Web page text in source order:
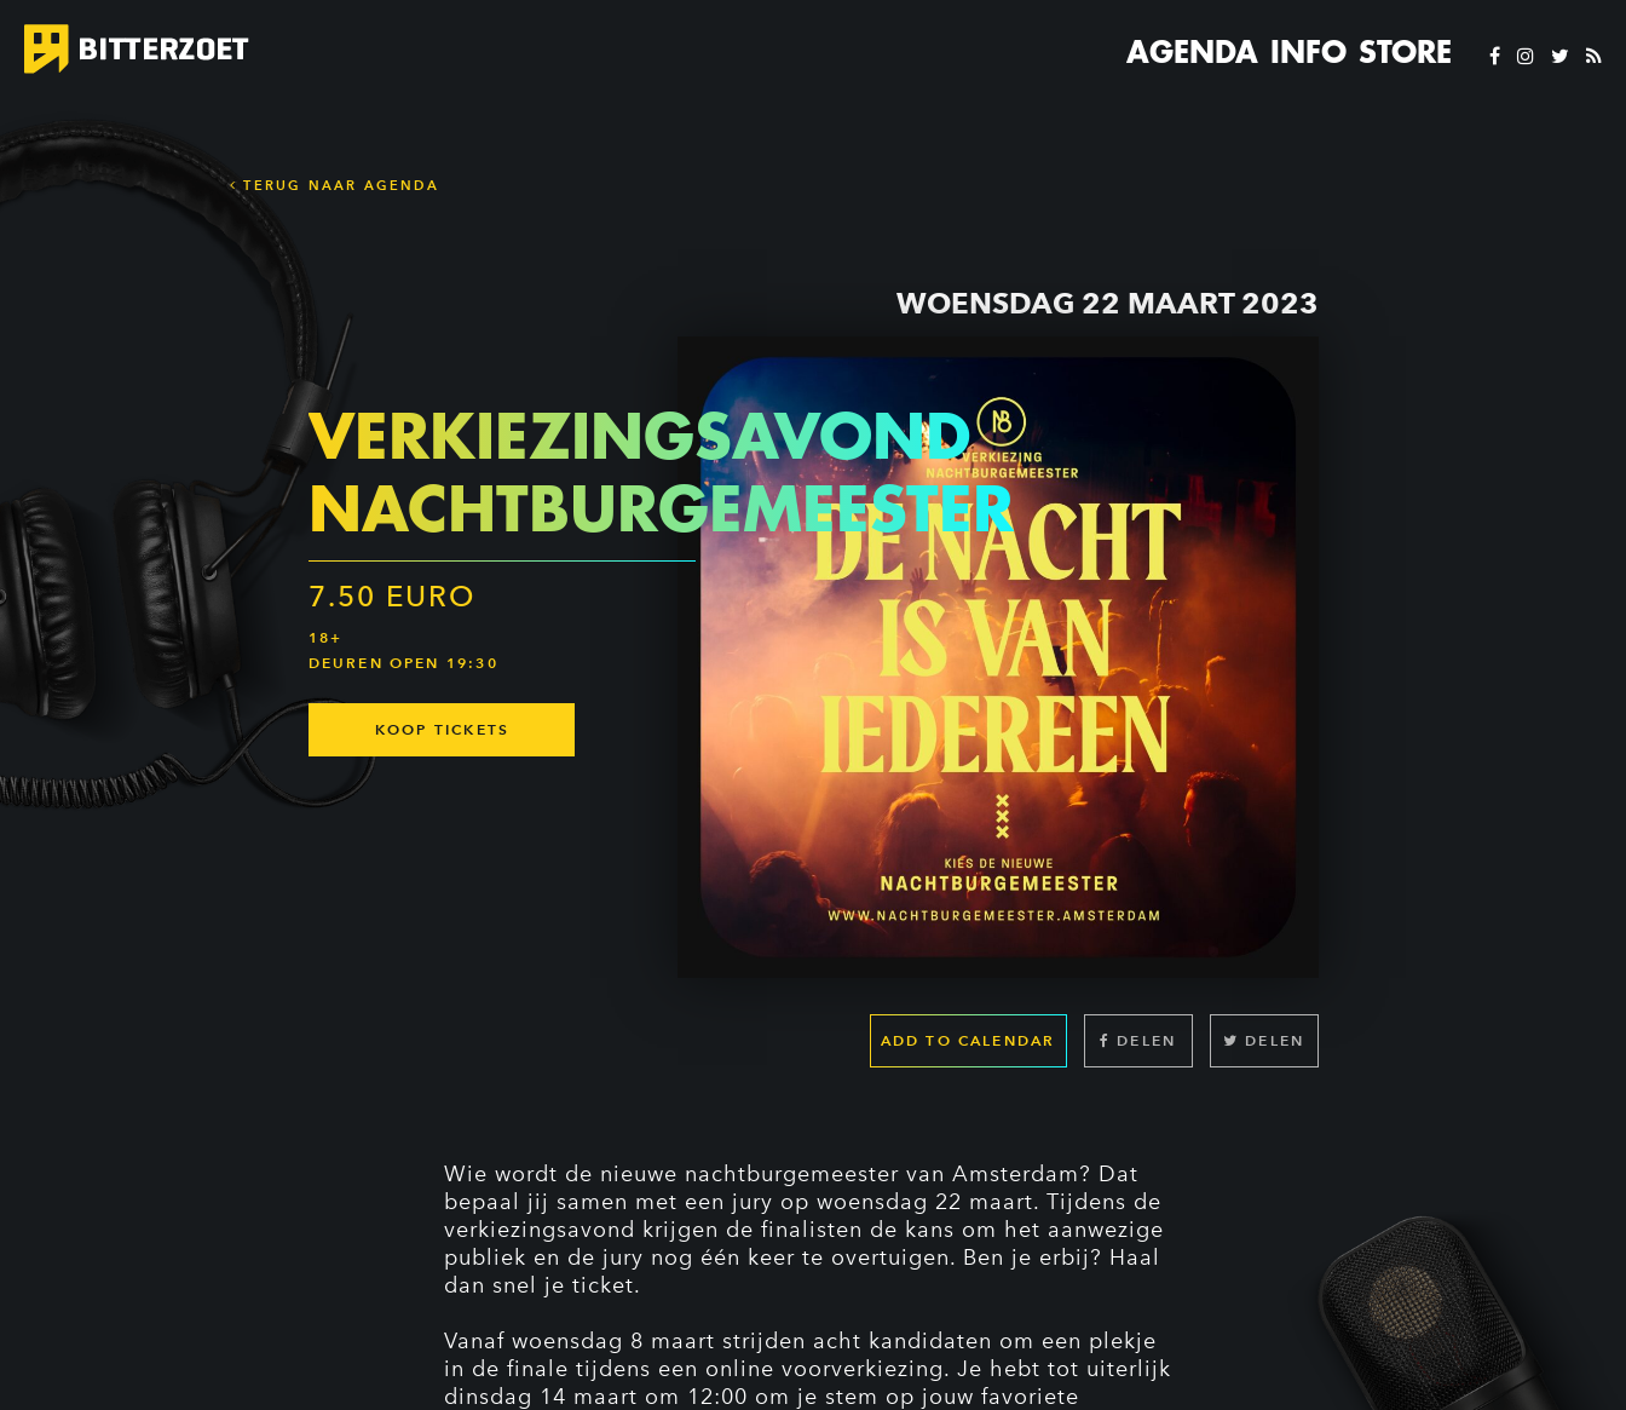
AGENDA INFO STORE
TERUG NAAR AGENDA
WOENSDAG 22 MAART 2023
ADD TO CALENDAR DELEN DELEN
VERKIEZINGSAVOND
NACHTBURGEMEESTER
7.50 EURO
18+
DEUREN OPEN 19:30
KOOP TICKETS
Wie wordt de nieuwe nachtburgemeester van Amsterdam? Dat
bepaal jij samen met een jury op woensdag 22 maart. Tijdens de
verkiezingsavond krijgen de finalisten de kans om het aanwezige
publiek en de jury nog één keer te overtuigen. Ben je erbij? Haal
dan snel je ticket.
Vanaf woensdag 8 maart strijden acht kandidaten om een plekje
in de finale tijdens een online voorverkiezing. Je hebt tot uiterlijk
dinsdag 14 maart om 12:00 om je stem op jouw favoriete